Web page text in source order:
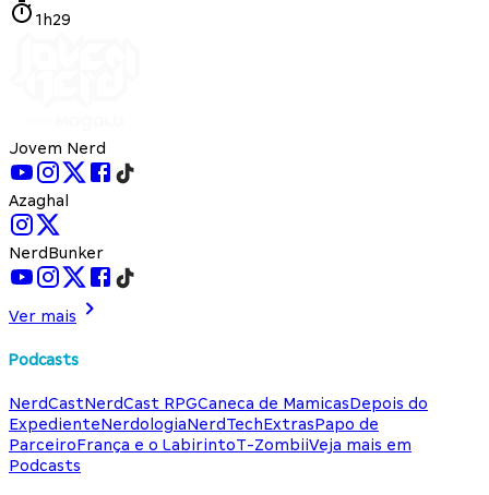
1h29
Jovem Nerd
Azaghal
NerdBunker
Ver mais
Podcasts
NerdCastNerdCast RPGCaneca de MamicasDepois do
ExpedienteNerdologiaNerdTechExtrasPapo de
ParceiroFrança e o LabirintoT-ZombiiVeja mais em
Podcasts